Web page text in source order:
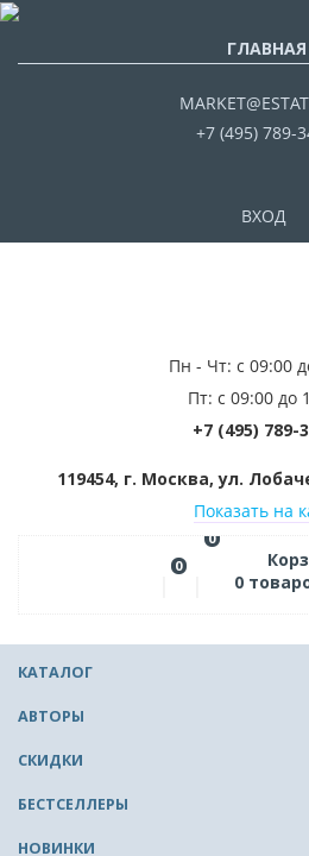
ГЛАВНАЯ
+7 (495) 789-
ВХОД
Пн - Чт: с 09:00
Пт: с 09:00 до
+7 (495) 789-
119454, г. Москва, ул.
Показать на
0
0
0
КАТАЛОГ
АВТОРЫ
СКИДКИ
БЕСТСЕЛЛЕРЫ
НОВИНКИ